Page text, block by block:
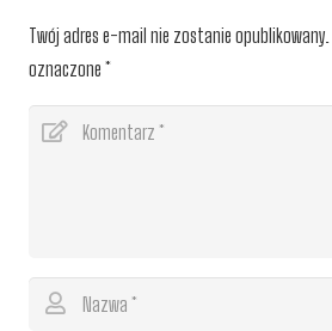
Twój adres e-mail nie zostanie opublikowany.
oznaczone *